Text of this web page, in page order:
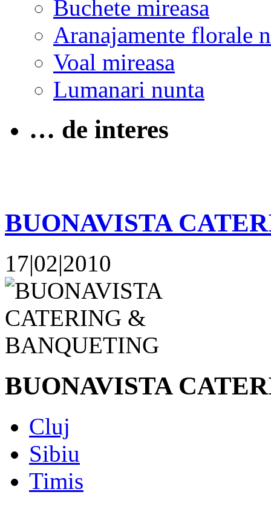
Buchete mireasa
Aranajamente florale
Voal mireasa
Lumanari nunta
… de interes
BUONAVISTA
17|02|2010
BUONAVISTA
Cluj
Sibiu
Timis